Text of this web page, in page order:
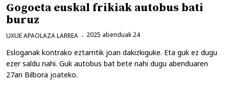
Gogoeta euskal frikiak autobus bati
buruz
2025 abenduak 24
UXUE APAOLAZA LARREA
Esloganak kontrako eztarritik joan dakizkiguke. Eta guk ez dugu
ezer saldu nahi. Guk autobus bat bete nahi dugu abenduaren
27an Bilbora joateko.